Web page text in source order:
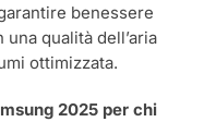
benessere
qualità dell’aria
ottimizzata.
2025 per chi